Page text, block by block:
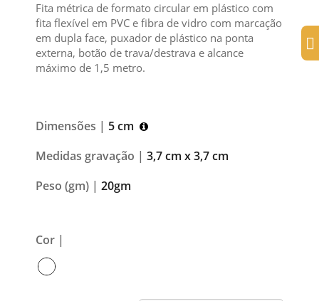
Fita métrica de formato circular em plástico com
fita flexível em PVC e fibra de vidro com marcação
em dupla face, puxador de plástico na ponta
externa, botão de trava/destrava e alcance
máximo de 1,5 metro.
Dimensões | 5 cm
Medidas gravação | 3,7 cm x 3,7 cm
Peso (gm) | 20gm
Cor |